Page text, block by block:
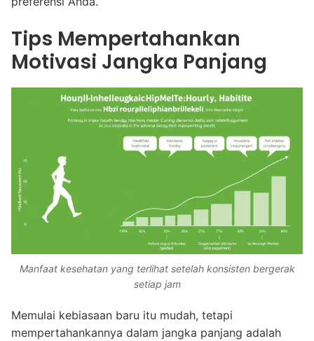
Tips Mempertahankan
Motivasi Jangka Panjang
Manfaat kesehatan yang terlihat setelah konsisten bergerak
setiap jam
Memulai kebiasaan baru itu mudah, tetapi
mempertahankannya dalam jangka panjang adalah